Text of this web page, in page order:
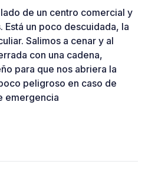
de un centro comercial y
un poco descuidada, la
Salimos a cenar y al
con una cadena,
para que nos abriera la
peligroso en caso de
emergencia